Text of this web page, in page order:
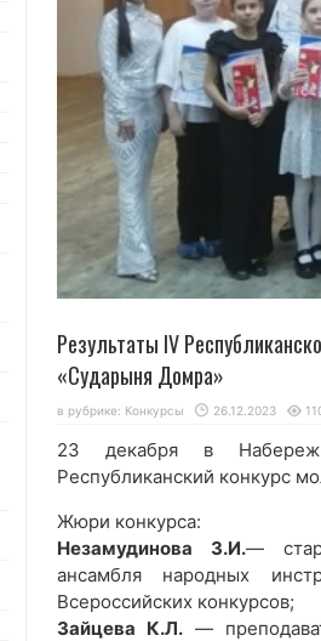
Результаты IV
«Сударыня Домра»
в рубрике: Конкурсы 26.12.2023
23 декабря в
Республиканский конкурс
Жюри конкурса:
Незамудинова З.И.—
ансамбля народных
Всероссийских конкурсов;
Зайцева К.Л. —